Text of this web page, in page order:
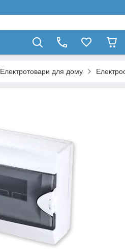
Електротовари для дому